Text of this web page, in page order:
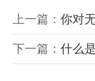
上一篇： 你对
下一篇： 什么